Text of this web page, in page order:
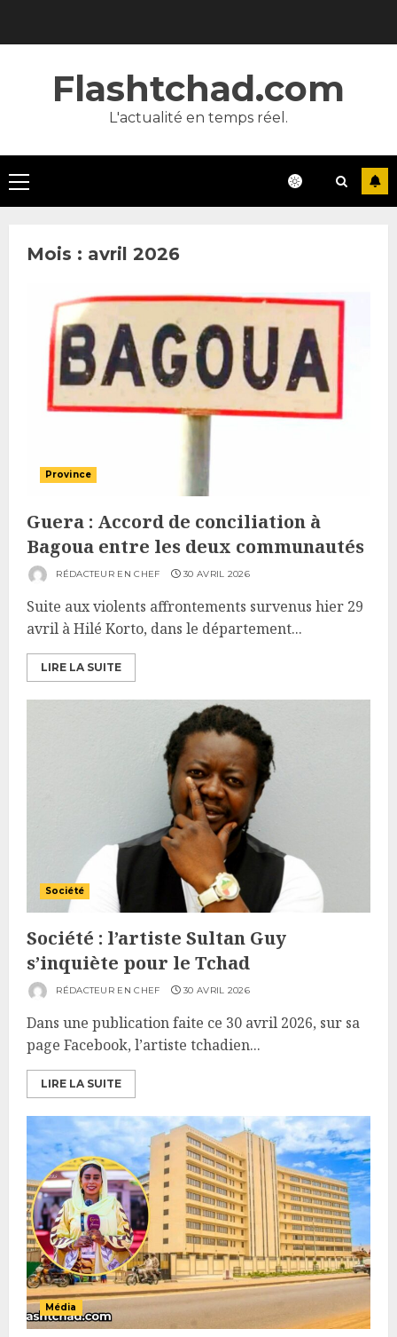
Flashtchad.com
L'actualité en temps réel.
Primary
Menu
Mois : avril 2026
Province
Guera : Accord de conciliation à
Bagoua entre les deux communautés
RÉDACTEUR EN CHEF 30 AVRIL 2026
Suite aux violents affrontements survenus hier 29
avril à Hilé Korto, dans le département...
LIRE LA SUITE
Société
Société : l’artiste Sultan Guy
s’inquiète pour le Tchad
RÉDACTEUR EN CHEF 30 AVRIL 2026
Dans une publication faite ce 30 avril 2026, sur sa
page Facebook, l’artiste tchadien...
LIRE LA SUITE
Média